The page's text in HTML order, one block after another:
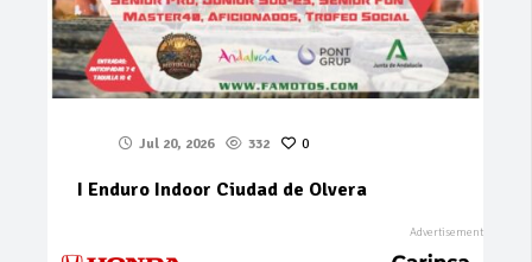
Jul 20, 2026 332 0
I Enduro Indoor Ciudad de Olvera